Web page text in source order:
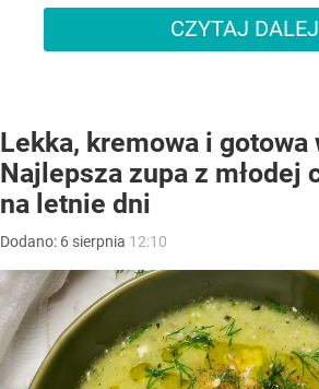
CZYTAJ DALEJ
Lekka, kremowa i
Najlepsza zupa z młodej
na letnie dni
Dodano: 6 sierpnia 12:10